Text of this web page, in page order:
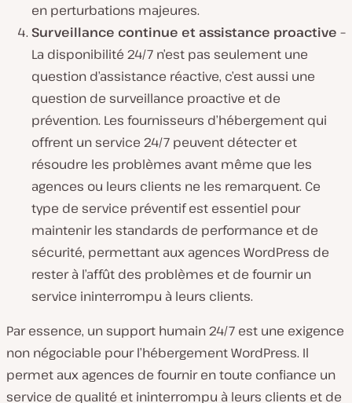
en perturbations majeures.
Surveillance continue et assistance proactive –
La disponibilité 24/7 n’est pas seulement une
question d’assistance réactive, c’est aussi une
question de surveillance proactive et de
prévention. Les fournisseurs d’hébergement qui
offrent un service 24/7 peuvent détecter et
résoudre les problèmes avant même que les
agences ou leurs clients ne les remarquent. Ce
type de service préventif est essentiel pour
maintenir les standards de performance et de
sécurité, permettant aux agences WordPress de
rester à l’affût des problèmes et de fournir un
service ininterrompu à leurs clients.
Par essence, un support humain 24/7 est une exigence
non négociable pour l’hébergement WordPress. Il
permet aux agences de fournir en toute confiance un
service de qualité et ininterrompu à leurs clients et de